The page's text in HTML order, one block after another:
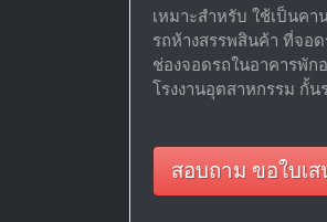
เหมาะสำหรับ ใช้เป็นค
รถห้างสรรพสินค้า ที่จอ
ช่องจอดรถในอาคารพัก
โรงงานอุตสาหกรรม กั้
สอบถาม ขอใบเ